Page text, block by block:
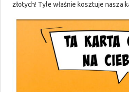
złotych! Tyle właśnie kosztuje nasza